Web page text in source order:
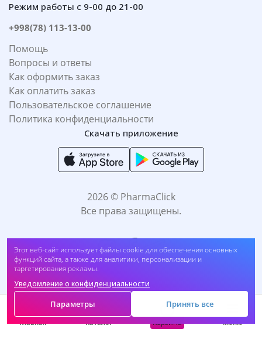
Этот веб-сайт использует файлы cookie для обеспечения основных
функций сайта, а также для аналитики, персонализации и
таргетирования рекламы.
Уведомление о конфиденциальности
Параметры Принять все
Шампунь Pantene Защита от Потери волос 400 мл (##w1)
36 900UZS
Режим работы с 9-00 до 21-00
+998(78) 113-13-00
Помощь
Вопросы и ответы
Как оформить заказ
Как оплатить заказ
Пользовательское соглашение
Политика конфиденциальности
Скачать приложение
2026 © PharmaClick
Все права защищены.
Принимаем к оплате:
Главная Каталог Корзина Меню